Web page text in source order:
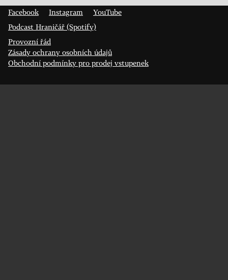
Facebook
Instagram
YouTube
Podcast Hraničář (Spotify)
Provozní řád
Zásady ochrany osobních údajů
Obchodní podmínky pro prodej vstupenek